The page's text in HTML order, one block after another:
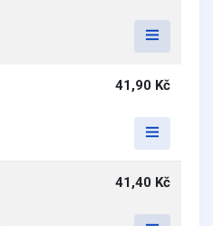
41,90 Kč
41,40 Kč